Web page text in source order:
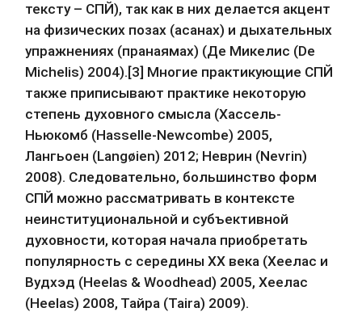
тексту – СПЙ), так как в них делается акцент
на физических позах (асанах) и дыхательных
упражнениях (пранаямах) (Де Микелис (De
Michelis) 2004).[3] Многие практикующие СПЙ
также приписывают практике некоторую
степень духовного смысла (Хассель-
Ньюкомб (Hasselle-Newcombe) 2005,
Лангьоен (Langøien) 2012; Неврин (Nevrin)
2008). Следовательно, большинство форм
СПЙ можно рассматривать в контексте
неинституциональной и субъективной
духовности, которая начала приобретать
популярность с середины XX века (Хеелас и
Вудхэд (Heelas & Woodhead) 2005, Хеелас
(Heelas) 2008, Тайра (Taira) 2009).